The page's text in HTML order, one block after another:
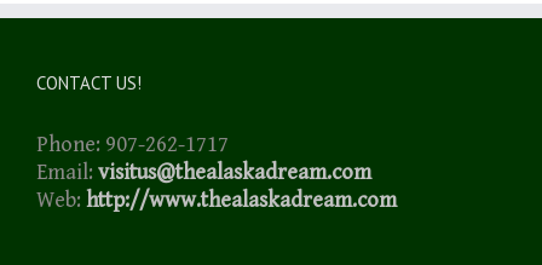
CONTACT US!
Phone: 907-262-1717
Email: visitus@thealaskadream.com
Web: http://www.thealaskadream.com